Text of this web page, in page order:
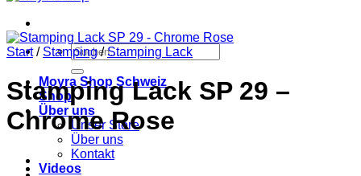
Suchen
nach:
Moyra Shop Schweiz
Shop
Über uns
Unser Store
Über uns
Kontakt
Videos
Start / Stamping / Stamping Lack
Stamping Lack SP 29 –
Chrome Rose